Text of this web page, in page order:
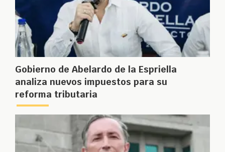
Gobierno de Abelardo de la Espriella
analiza nuevos impuestos para su
reforma tributaria